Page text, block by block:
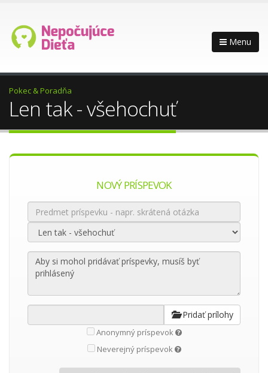
Menu
Pokec & Poradňa
Len tak - všehochuť
NOVÝ PRÍSPEVOK
Pridať prílohy
Anonymný príspevok
Neverejný príspevok